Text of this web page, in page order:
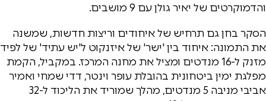
והדמוקרטים של יאיר גולן עם 9 מושבים.
הסקר בחן גם תרחיש של איחודים וריצות חדשות, שמשנה
את התמונה: איחוד בין 'ישר' של איזנקוט ל'יש עתיד' של לפיד
מזנק ל-16 מנדטים ומציל את מחנה המרכז. במקביל, הקמת
מפלגת ימין ביטחונית בהובלת עופר וינטר, דדי שמחי ואמיר
אביבי מניבה 5 מנדטים, מהלך שמוריד את הליכוד ל-32